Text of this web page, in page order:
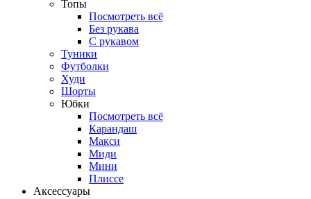
Топы
Посмотреть всё
Без рукава
С рукавом
Туники
Футболки
Худи
Шорты
Юбки
Посмотреть всё
Карандаш
Макси
Миди
Мини
Плиссе
Аксессуары